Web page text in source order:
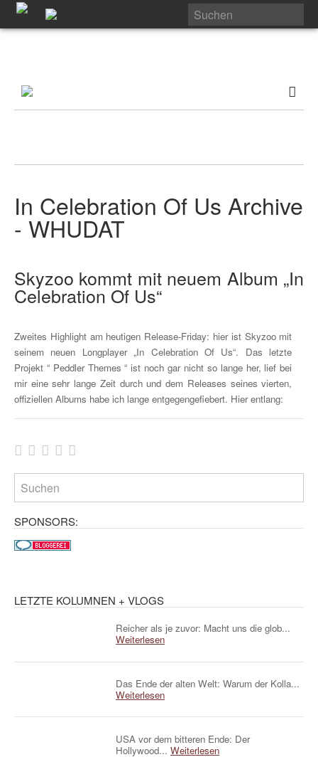
In Celebration Of Us Archive
- WHUDAT
Skyzoo kommt mit neuem Album „In
Celebration Of Us“
Zweites Highlight am heutigen Release-Friday: hier ist Skyzoo mit
seinem neuen Longplayer „In Celebration Of Us“. Das letzte
Projekt “ Peddler Themes “ ist noch gar nicht so lange her, lief bei
mir eine sehr lange Zeit durch und dem Releases seines vierten,
offiziellen Albums habe ich lange entgegengefiebert. Hier entlang:
SPONSORS:
LETZTE KOLUMNEN + VLOGS
Reicher als je zuvor: Macht uns die glob...
Weiterlesen
Das Ende der alten Welt: Warum der Kolla...
Weiterlesen
USA vor dem bitteren Ende: Der
Hollywood... Weiterlesen